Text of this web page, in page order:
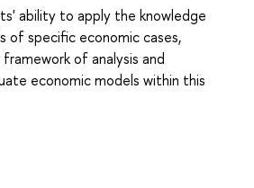
ability to apply the knowledge
of specific economic cases,
of analysis and
economic models within this